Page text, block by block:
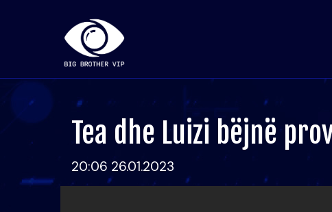
Tea dhe Luizi bëjnë
20:06 26.01.2023